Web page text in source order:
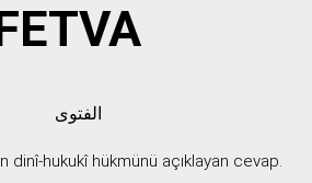
الفتوى
dinî-hukukî hükmünü açıklayan cevap.